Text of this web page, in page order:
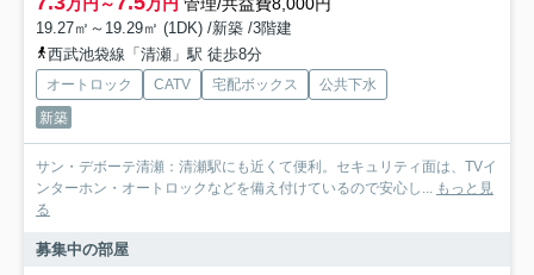
19.27㎡～19.29㎡ (1DK) /新築 /3階建
西武池袋線「清瀬」駅 徒歩8分
オートロック CATV 宅配ボックス
公共下水
新築
サン・デボーテ清瀬：清瀬駅にも近くて便利。セキュリティ面は、TVイ
ンターホン・オートロックなどを備え付けているので安心し...
もっと見
る
募集中の部屋